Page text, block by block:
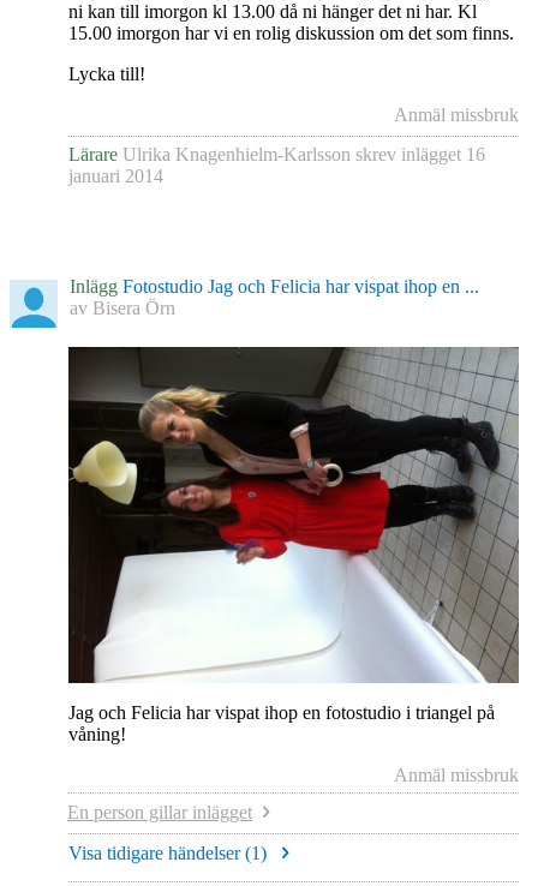
ni kan till imorgon kl 13.00 då ni hänger det ni har. Kl
15.00 imorgon har vi en rolig diskussion om det som finns.
Lycka till!
Anmäl missbruk
Lärare Ulrika Knagenhielm-Karlsson skrev inlägget 16
januari 2014
Inlägg Fotostudio Jag och Felicia har vispat ihop en ...
av Bisera Örn
Jag och Felicia har vispat ihop en fotostudio i triangel på
våning!
Anmäl missbruk
En person gillar inlägget
Visa tidigare händelser (1)